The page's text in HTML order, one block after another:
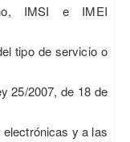
IMSI e IMEI
tipo de servicio o
25/2007, de 18 de
y a las